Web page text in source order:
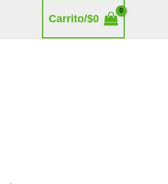
Carrito/$0